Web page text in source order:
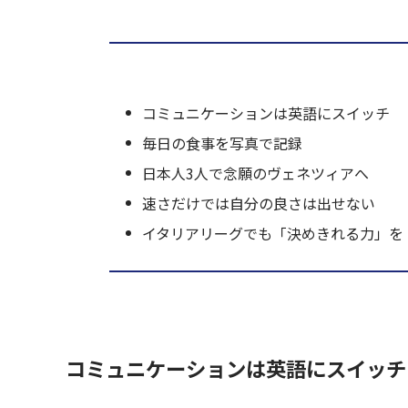
コミュニケーションは英語にスイッチ
毎日の食事を写真で記録
日本人3人で念願のヴェネツィアへ
速さだけでは自分の良さは出せない
イタリアリーグでも「決めきれる力」を
コミュニケーションは英語にスイッチ